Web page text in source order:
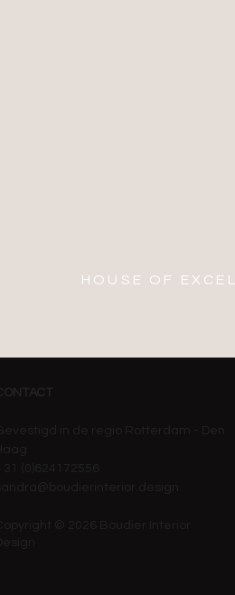
HOUSE OF
CONTACT
+ 31 (0)624172556